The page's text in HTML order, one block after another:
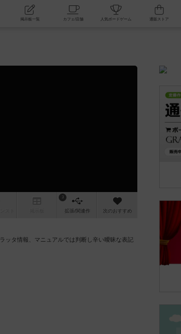
コミュニティ 掲示板一覧 カフェ/店舗 人気ボードゲーム
3
拡張/関連作 次のおすすめ
ッタ情報、マニュアルでは判断し辛い曖昧な表記